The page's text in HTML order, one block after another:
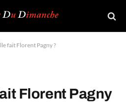
fait Florent Pagny ?
Florent Pagny